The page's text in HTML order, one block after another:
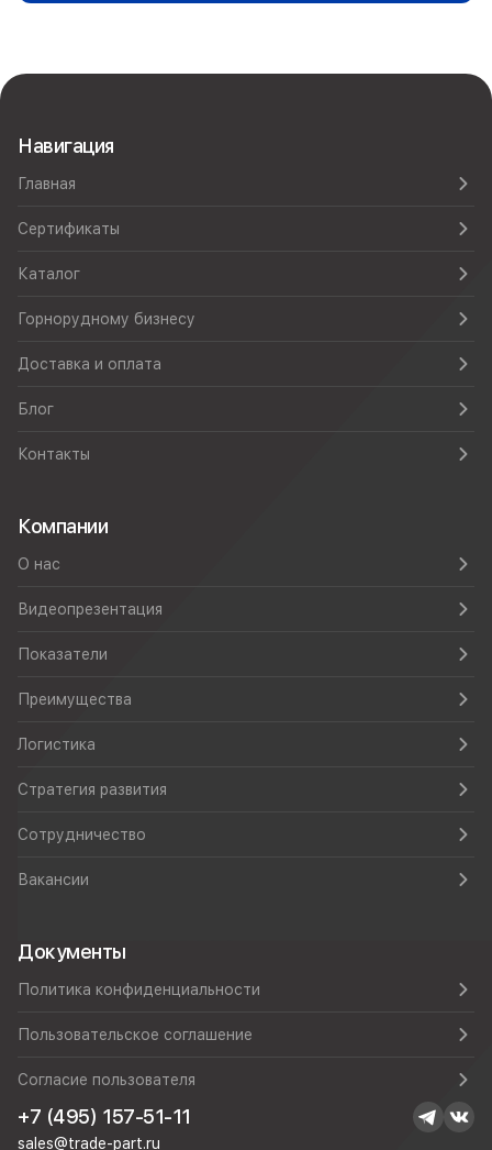
Навигация
Главная
Сертификаты
Каталог
Горнорудному бизнесу
Доставка и оплата
Блог
Контакты
Компании
О нас
Видеопрезентация
Показатели
Преимущества
Логистика
Стратегия развития
Сотрудничество
Вакансии
Документы
Политика конфиденциальности
Пользовательское соглашение
Согласие пользователя
+7 (495) 157-51-11
sales@trade-part.ru